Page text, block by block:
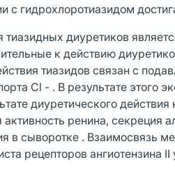
с гидрохлоротиазидом
диуретиков
к действию
тиазидов связан с
Cl - . В результате этого
диуретического
ренина, секреция
в сыворотке . Взаимосвязь
рецепторов